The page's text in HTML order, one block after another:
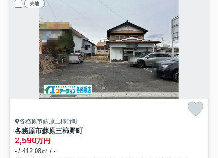
売地
各務原市蘇原三柿野町
各務原市蘇原三柿野町
2,590万円
- / 412.08㎡ / -